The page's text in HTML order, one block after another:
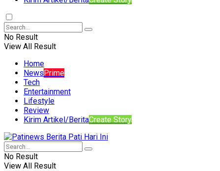
No Result
View All Result
Home
NewsPrime
Tech
Entertainment
Lifestyle
Review
Kirim Artikel/BeritaCreate Story
No Result
View All Result